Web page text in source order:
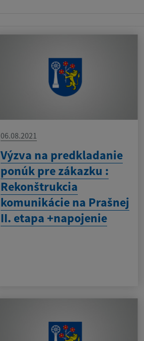
06.08.2021
Výzva na predkladanie
ponúk pre zákazku :
Rekonštrukcia
komunikácie na Prašnej
II. etapa +napojenie